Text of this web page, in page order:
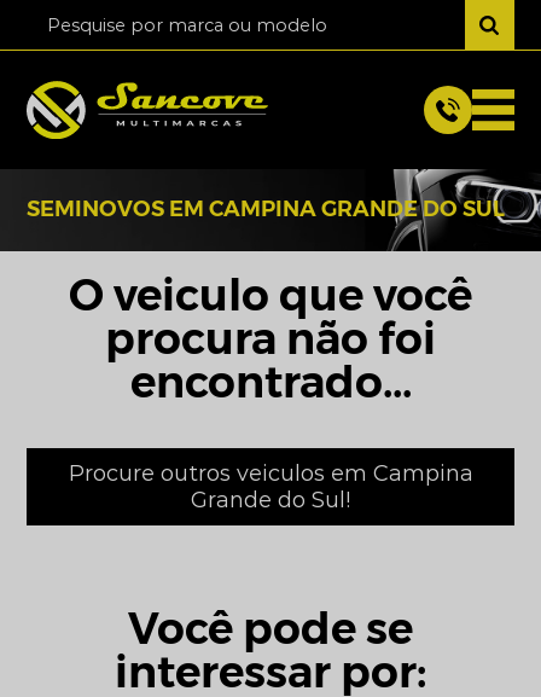
SEMINOVOS EM CAMPINA GRANDE DO SUL
O veiculo que você
procura não foi
encontrado...
Procure outros veiculos em Campina
Grande do Sul!
Você pode se
interessar por: